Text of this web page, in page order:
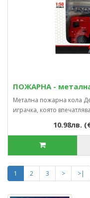
ПОЖАРНА -
Метална пожарна кола
играчка, която
10.98лв.
1 2 3 >
>|